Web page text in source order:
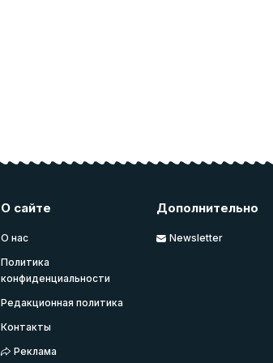
О сайте
О нас
Политика
конфиденциальности
Редакционная политика
Контакты
Реклама
Дополнительно
Newsletter